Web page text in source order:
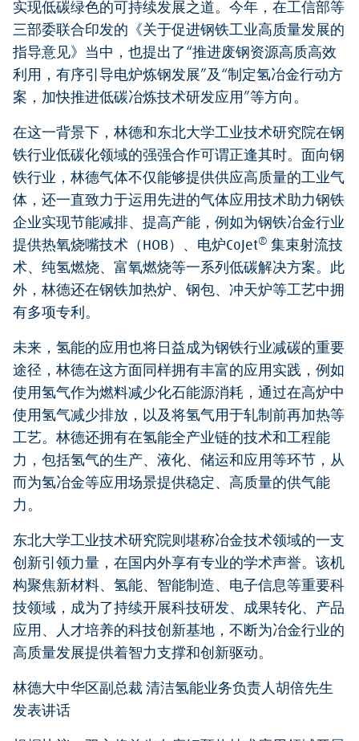
实现低碳绿色的可持续发展之道。今年，在工信部等
三部委联合印发的《关于促进钢铁工业高质量发展的
指导意见》当中，也提出了“推进废钢资源高质高效
利用，有序引导电炉炼钢发展”及“制定氢冶金行动方
案，加快推进低碳冶炼技术研发应用”等方向。
在这一背景下，林德和东北大学工业技术研究院在钢
铁行业低碳化领域的强强合作可谓正逢其时。面向钢
铁行业，林德气体不仅能够提供供应高质量的工业气
体，还一直致力于运用先进的气体应用技术助力钢铁
企业实现节能减排、提高产能，例如为钢铁冶金行业
提供热氧烧嘴技术（HOB）、电炉CoJet® 集束射流技
术、纯氢燃烧、富氧燃烧等一系列低碳解决方案。此
外，林德还在钢铁加热炉、钢包、冲天炉等工艺中拥
有多项专利。
未来，氢能的应用也将日益成为钢铁行业减碳的重要
途径，林德在这方面同样拥有丰富的应用实践，例如
使用氢气作为燃料减少化石能源消耗，通过在高炉中
使用氢气减少排放，以及将氢气用于轧制前再加热等
工艺。林德还拥有在氢能全产业链的技术和工程能
力，包括氢气的生产、液化、储运和应用等环节，从
而为氢冶金等应用场景提供稳定、高质量的供气能
力。
东北大学工业技术研究院则堪称冶金技术领域的一支
创新引领力量，在国内外享有专业的学术声誉。该机
构聚焦新材料、氢能、智能制造、电子信息等重要科
技领域，成为了持续开展科技研发、成果转化、产品
应用、人才培养的科技创新基地，不断为冶金行业的
高质量发展提供着智力支撑和创新驱动。
林德大中华区副总裁 清洁氢能业务负责人胡倍先生
发表讲话